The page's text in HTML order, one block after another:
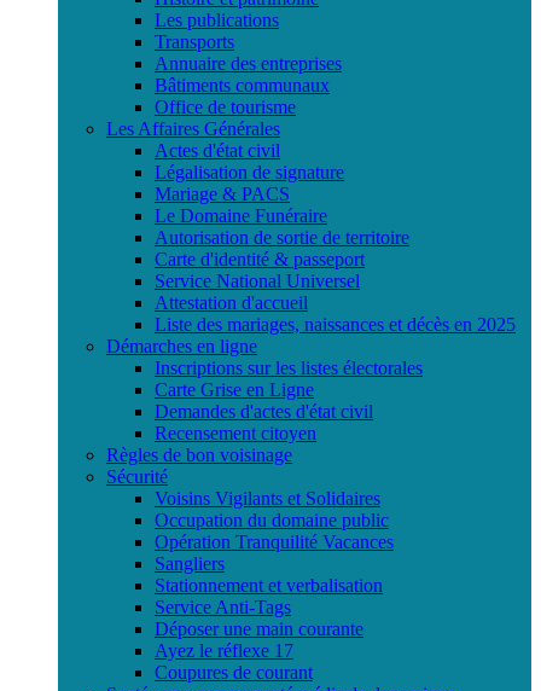
Les publications
Transports
Annuaire des entreprises
Bâtiments communaux
Office de tourisme
Les Affaires Générales
Actes d'état civil
Légalisation de signature
Mariage & PACS
Le Domaine Funéraire
Autorisation de sortie de territoire
Carte d'identité & passeport
Service National Universel
Attestation d'accueil
Liste des mariages, naissances et décès en 2025
Démarches en ligne
Inscriptions sur les listes électorales
Carte Grise en Ligne
Demandes d'actes d'état civil
Recensement citoyen
Règles de bon voisinage
Sécurité
Voisins Vigilants et Solidaires
Occupation du domaine public
Opération Tranquilité Vacances
Sangliers
Stationnement et verbalisation
Service Anti-Tags
Déposer une main courante
Ayez le réflexe 17
Coupures de courant